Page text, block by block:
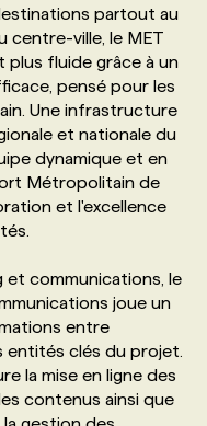
partout au
centre-ville, le MET
fluide grâce à un
pensé pour les
Une infrastructure
et nationale du
dynamique et en
Métropolitain de
et l'excellence
et communications, le
joue un
entre
entités clés du projet.
la mise en ligne des
contenus ainsi que